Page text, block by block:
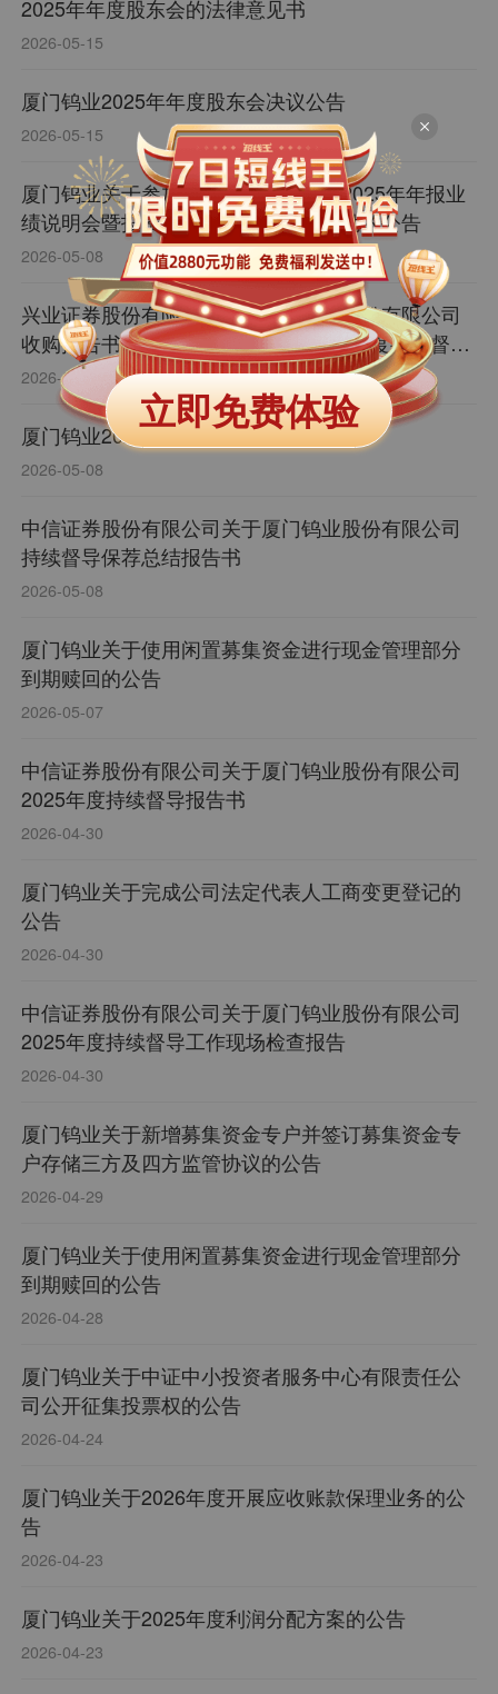
2025年年度股东会的法律意见书
2026-05-15
厦门钨业2025年年度股东会决议公告
2026-05-15
厦门钨业关于参加厦门辖区上市公司2025年年报业
绩说明会暨投资者网上集体接待日活动的公告
2026-05-08
兴业证券股份有限公司关于厦门钨业股份有限公司
收购报告书之2025年度及2026年第一季度持续督导
意见
2026-05-08
厦门钨业2025年年度股东会会议资料
2026-05-08
中信证券股份有限公司关于厦门钨业股份有限公司
持续督导保荐总结报告书
2026-05-08
厦门钨业关于使用闲置募集资金进行现金管理部分
到期赎回的公告
2026-05-07
中信证券股份有限公司关于厦门钨业股份有限公司
2025年度持续督导报告书
2026-04-30
厦门钨业关于完成公司法定代表人工商变更登记的
公告
2026-04-30
中信证券股份有限公司关于厦门钨业股份有限公司
2025年度持续督导工作现场检查报告
2026-04-30
厦门钨业关于新增募集资金专户并签订募集资金专
户存储三方及四方监管协议的公告
2026-04-29
厦门钨业关于使用闲置募集资金进行现金管理部分
到期赎回的公告
2026-04-28
厦门钨业关于中证中小投资者服务中心有限责任公
司公开征集投票权的公告
2026-04-24
厦门钨业关于2026年度开展应收账款保理业务的公
告
2026-04-23
厦门钨业关于2025年度利润分配方案的公告
2026-04-23
立即免费体验